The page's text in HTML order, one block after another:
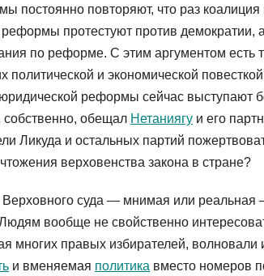
постоянно повторяют, что раз
реформы протестуют против
по реформе. С этим аргументом есть
политической и экономической
реформы сейчас выступают
обещал Нетаниягу и его
Ликуда и остальных партий
верховенства закона в стране?
Верховного суда — мнимая или
вообще не свойственно
многих правых избирателей,
и вменяемая политика вместо номеров